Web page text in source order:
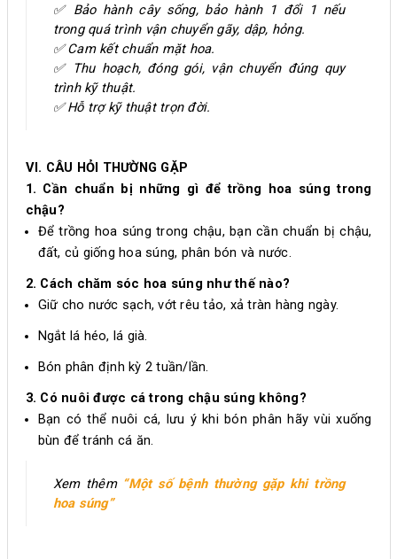
✅ Bảo hành cây sống, bảo hành 1 đổi 1 nếu
trong quá trình vận chuyển gãy, dập, hỏng.
✅ Cam kết chuẩn mặt hoa.
✅ Thu hoạch, đóng gói, vận chuyển đúng quy
trình kỹ thuật.
✅ Hỗ trợ kỹ thuật trọn đời.
VI. CÂU HỎI THƯỜNG GẶP
1. Cần chuẩn bị những gì để trồng hoa súng trong
chậu?
Để trồng hoa súng trong chậu, bạn cần chuẩn bị chậu,
đất, củ giống hoa súng, phân bón và nước.
2. Cách chăm sóc hoa súng như thế nào?
Giữ cho nước sạch, vớt rêu tảo, xả tràn hàng ngày.
Ngắt lá héo, lá già.
Bón phân định kỳ 2 tuần/lần.
3. Có nuôi được cá trong chậu súng không?
Bạn có thể nuôi cá, lưu ý khi bón phân hãy vùi xuống
bùn để tránh cá ăn.
Xem thêm “Một số bệnh thường gặp khi trồng
hoa súng”